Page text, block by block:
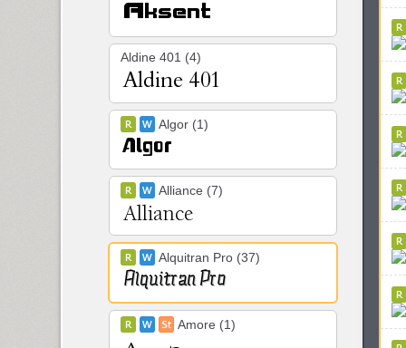
Aldine 401 (4)
Algor (1)
Alliance (7)
Alquitran Pro (37)
Amore (1)